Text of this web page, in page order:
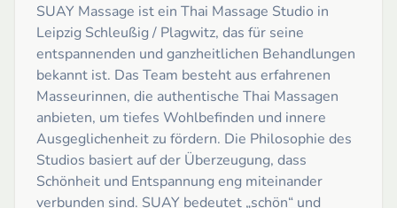
SUAY Massage ist ein Thai Massage Studio in
Leipzig Schleußig / Plagwitz, das für seine
entspannenden und ganzheitlichen Behandlungen
bekannt ist. Das Team besteht aus erfahrenen
Masseurinnen, die authentische Thai Massagen
anbieten, um tiefes Wohlbefinden und innere
Ausgeglichenheit zu fördern. Die Philosophie des
Studios basiert auf der Überzeugung, dass
Schönheit und Entspannung eng miteinander
verbunden sind. SUAY bedeutet „schön“ und